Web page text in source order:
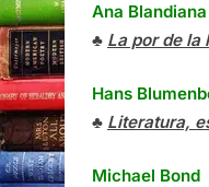
Ana Blandiana
♣ La por de la
Hans
♣ Literatura,
Michael Bond